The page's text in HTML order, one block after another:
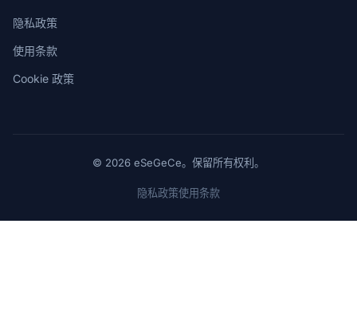
隐私政策
使用条款
Cookie 政策
© 2026 eSeGeCe。保留所有权利。
隐私政策使用条款